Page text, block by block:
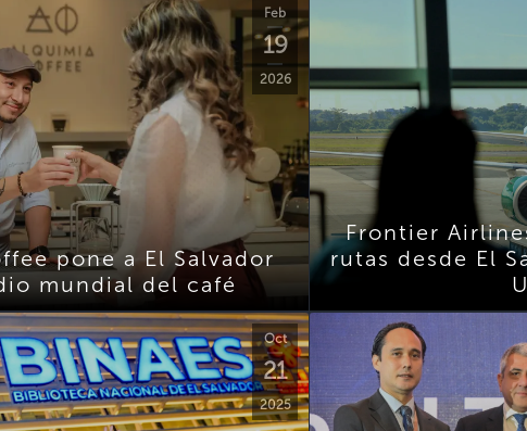
Feb
19
2026
pone a El Salvador
mundial del café
Frontier
rutas desde El
Oct
21
2025